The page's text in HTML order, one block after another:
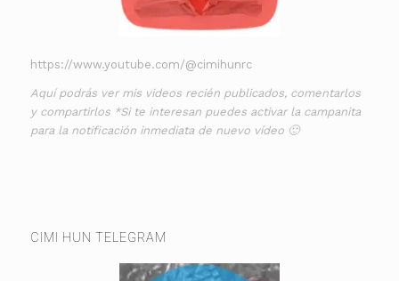
https://www.youtube.com/@cimihunrc
Aquí podrás ver mis videos recién publicados, comentarlos
y compartirlos *Si te interesan puedes activar la campanita
para la notificación inmediata de nuevo vídeo 🙂
CIMI HUN TELEGRAM